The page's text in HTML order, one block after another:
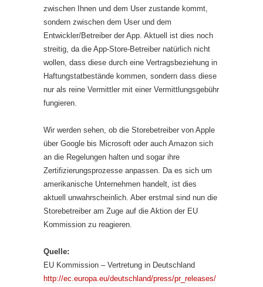
zwischen Ihnen und dem User zustande kommt,
sondern zwischen dem User und dem
Entwickler/Betreiber der App. Aktuell ist dies noch
streitig, da die App-Store-Betreiber natürlich nicht
wollen, dass diese durch eine Vertragsbeziehung in
Haftungstatbestände kommen, sondern dass diese
nur als reine Vermittler mit einer Vermittlungsgebühr
fungieren.
Wir werden sehen, ob die Storebetreiber von Apple
über Google bis Microsoft oder auch Amazon sich
an die Regelungen halten und sogar ihre
Zertifizierungsprozesse anpassen. Da es sich um
amerikanische Unternehmen handelt, ist dies
aktuell unwahrscheinlich. Aber erstmal sind nun die
Storebetreiber am Zuge auf die Aktion der EU
Kommission zu reagieren.
Quelle:
EU Kommission – Vertretung in Deutschland
http://ec.europa.eu/deutschland/press/pr_releases/